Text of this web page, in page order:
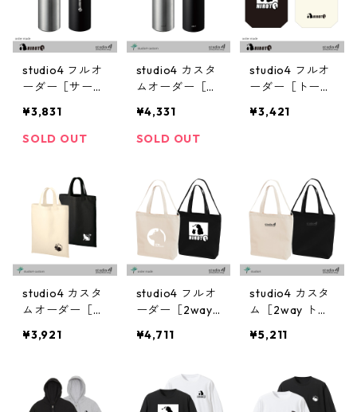
studio4 フルオ
ーダー［サーモ
¥3,831
SOLD OUT
studio4 カスタ
ムオーダー［サ
¥4,331
SOLD OUT
studio4 フルオ
ーダー［トート
¥3,421
studio4 カスタ
ムオーダー［ト
¥3,921
studio4 フルオ
ーダー［2way
¥4,711
studio4 カスタ
ム［2way トー
¥5,211